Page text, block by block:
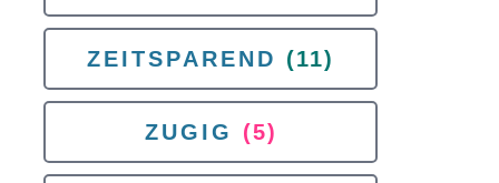
ZEITSPAREND (11)
ZUGIG (5)